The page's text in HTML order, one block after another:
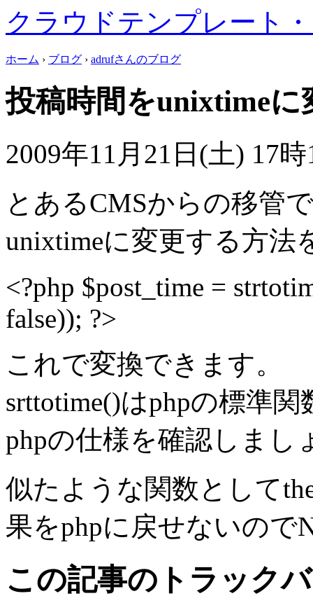
クラウドテンプレート
ホーム › ブログ › adrufさんのブログ
投稿時間をunixtimeに
2009年11月21日(土) 17
とあるCMSからの移管
unixtimeに変更する方法
<?php $post_time =
false)); ?>
これで変換できます。
srttotime()はphpの標準
phpの仕様を確認しまし
似たような関数として
果をphpに戻せないので
この記事のトラック